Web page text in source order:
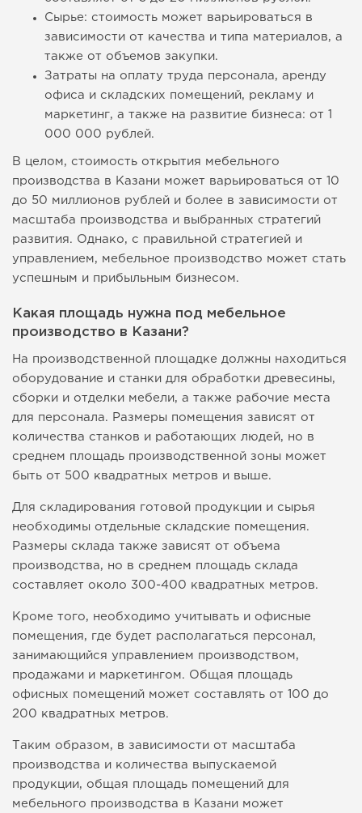
Сырье: стоимость может варьироваться в
зависимости от качества и типа материалов, а
также от объемов закупки.
Затраты на оплату труда персонала, аренду
офиса и складских помещений, рекламу и
маркетинг, а также на развитие бизнеса: от 1
000 000 рублей.
В целом, стоимость открытия мебельного
производства в Казани может варьироваться от 10
до 50 миллионов рублей и более в зависимости от
масштаба производства и выбранных стратегий
развития. Однако, с правильной стратегией и
управлением, мебельное производство может стать
успешным и прибыльным бизнесом.
Какая площадь нужна под мебельное
производство в Казани?
На производственной площадке должны находиться
оборудование и станки для обработки древесины,
сборки и отделки мебели, а также рабочие места
для персонала. Размеры помещения зависят от
количества станков и работающих людей, но в
среднем площадь производственной зоны может
быть от 500 квадратных метров и выше.
Для складирования готовой продукции и сырья
необходимы отдельные складские помещения.
Размеры склада также зависят от объема
производства, но в среднем площадь склада
составляет около 300-400 квадратных метров.
Кроме того, необходимо учитывать и офисные
помещения, где будет располагаться персонал,
занимающийся управлением производством,
продажами и маркетингом. Общая площадь
офисных помещений может составлять от 100 до
200 квадратных метров.
Таким образом, в зависимости от масштаба
производства и количества выпускаемой
продукции, общая площадь помещений для
мебельного производства в Казани может